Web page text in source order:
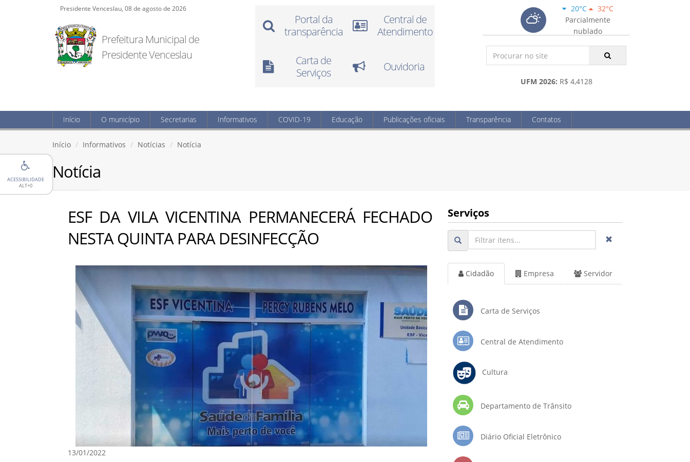
ACESSIBILIDADE
ALT+0
Presidente Venceslau, 08 de agosto de 2026
Prefeitura Municipal de
Presidente Venceslau
Portal da
transparência
Central de
Atendimento
Carta de
Serviços
Ouvidoria
20°C
32°C
Parcialmente
nublado
UFM 2026: R$ 4,4128
Início O município Secretarias Informativos COVID-19 Educação Publicações oficiais Transparência Contatos
Início Informativos Notícias Notícia
Notícia
ESF DA VILA VICENTINA PERMANECERÁ FECHADO
NESTA QUINTA PARA DESINFECÇÃO
13/01/2022
Serviços
Cidadão Empresa Servidor
Carta de Serviços
Central de Atendimento
Cultura
Departamento de Trânsito
Diário Oficial Eletrônico